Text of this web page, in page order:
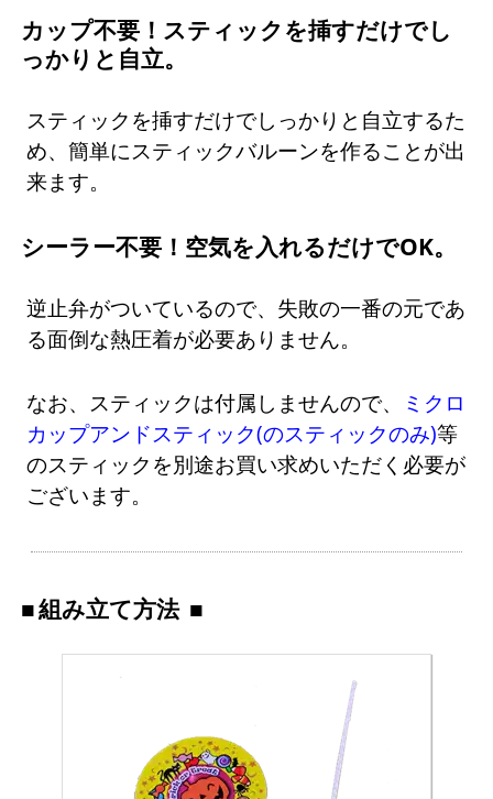
カップ不要！スティックを挿すだけでし
っかりと自立。
スティックを挿すだけでしっかりと自立するた
め、簡単にスティックバルーンを作ることが出
来ます。
シーラー不要！空気を入れるだけでOK。
逆止弁がついているので、失敗の一番の元であ
る面倒な熱圧着が必要ありません。
なお、スティックは付属しませんので、
ミクロ
カップアンドスティック(のスティックのみ)等
のスティックを別途お買い求めいただく必要が
ございます。
組み立て方法